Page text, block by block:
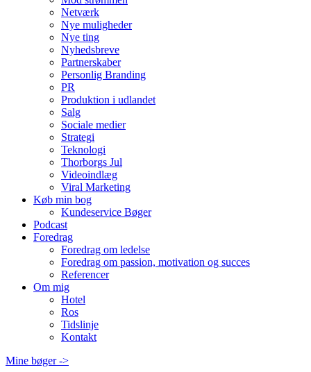
Netværk
Nye muligheder
Nye ting
Nyhedsbreve
Partnerskaber
Personlig Branding
PR
Produktion i udlandet
Salg
Sociale medier
Strategi
Teknologi
Thorborgs Jul
Videoindlæg
Viral Marketing
Køb min bog
Kundeservice Bøger
Podcast
Foredrag
Foredrag om ledelse
Foredrag om passion, motivation og succes
Referencer
Om mig
Hotel
Ros
Tidslinje
Kontakt
Mine bøger ->